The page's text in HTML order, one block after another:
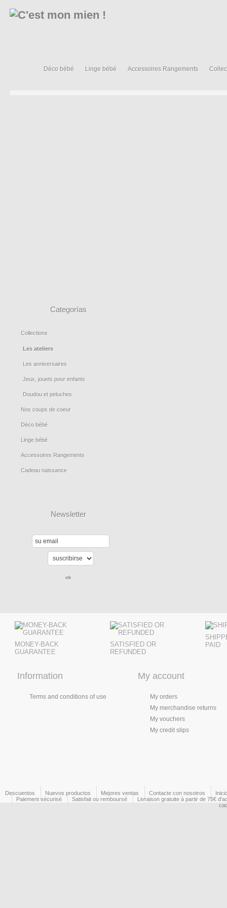
Déco bébé Linge bébé Accessoires Rangements
Categorías
Collections
Les ateliers
Les anniversaires
Jeux, jouets pour enfants
Doudou et peluches
Nos coups de coeur
Déco bébé
Linge bébé
Accessoires Rangements
Cadeau naissance
Newsletter
MONEY-BACK
GUARANTEE
SATISFIED OR
REFUNDED
PAID
Information
Terms and conditions of use
My account
My orders
My merchandise returns
My vouchers
My credit slips
Descuentos Nuevos productos Mejores ventas Contacte con nosotros
Paiement sécurisé
Satisfait ou remboursé
Livraison gratuite à partir de 75€